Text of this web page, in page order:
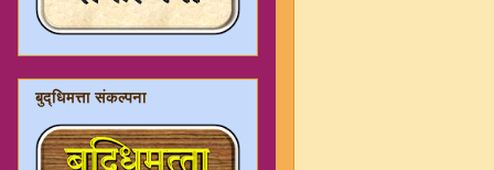
बुद्धिमत्ता संकल्पना